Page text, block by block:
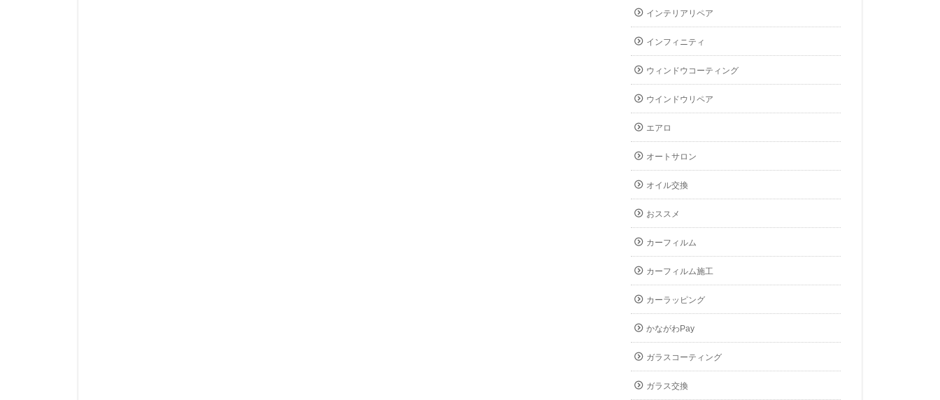
インテリアリペア
インフィニティ
ウィンドウコーティング
ウインドウリペア
エアロ
オートサロン
オイル交換
おススメ
カーフィルム
カーフィルム施工
カーラッピング
かながわPay
ガラスコーティング
ガラス交換